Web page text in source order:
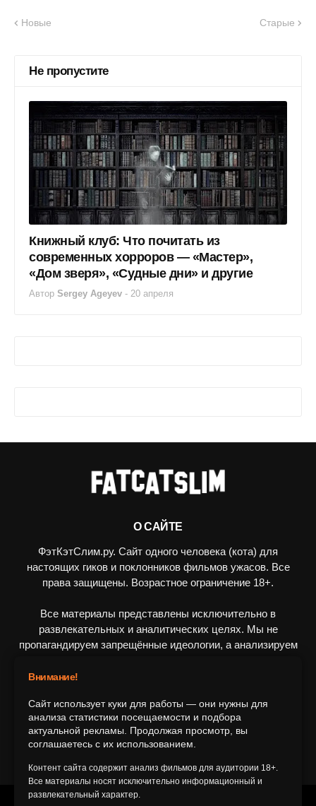
Новые Старые
Не пропустите
Книжный клуб: Что почитать из
современных хорроров — «Мастер»,
«Дом зверя», «Судные дни» и другие
Автор Sergey Ageyev - 20 апреля
О САЙТЕ
ФэтКэтСлим.ру. Сайт одного человека (кота) для
настоящих гиков и поклонников фильмов ужасов. Все
права защищены. Возрастное ограничение 18+.
Все материалы представлены исключительно в
развлекательных и аналитических целях. Мы не
пропагандируем запрещённые идеологии, а анализируем
ПОДПИШИТЕСЬ НА НАС
Внимание!
Сайт использует куки для работы — они нужны для
анализа статистики посещаемости и подбора
актуальной рекламы. Продолжая просмотр, вы
соглашаетесь с их использованием.
Контент сайта содержит анализ фильмов для аудитории 18+.
Все материалы носят исключительно информационный и
развлекательный характер.